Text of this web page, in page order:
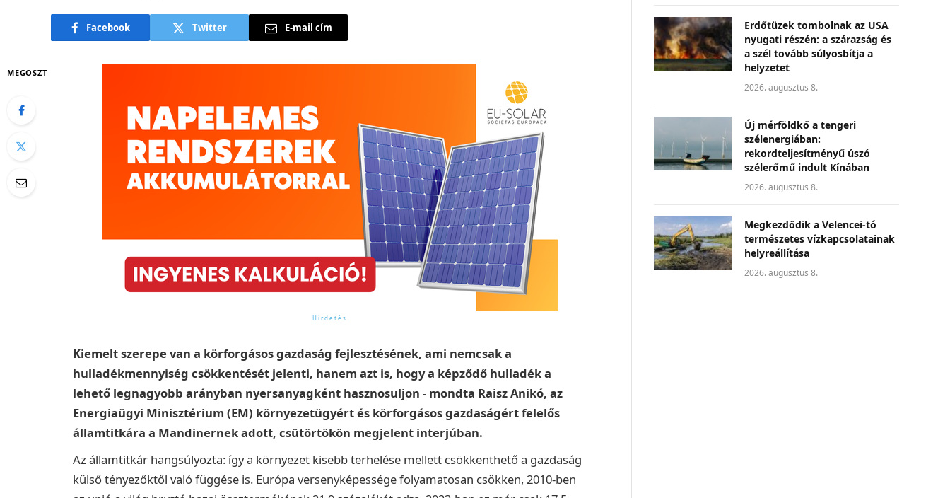
Facebook Twitter E-mail cím
MEGOSZT
Kiemelt szerepe van a körforgásos gazdaság fejlesztésének, ami nemcsak a
hulladékmennyiség csökkentését jelenti, hanem azt is, hogy a képződő hulladék a
lehető legnagyobb arányban nyersanyagként hasznosuljon - mondta Raisz Anikó, az
Energiaügyi Minisztérium (EM) környezetügyért és körforgásos gazdaságért felelős
államtitkára a Mandinernek adott, csütörtökön megjelent interjúban.
Az államtitkár hangsúlyozta: így a környezet kisebb terhelése mellett csökkenthető a gazdaság
külső tényezőktől való függése is. Európa versenyképessége folyamatosan csökken, 2010-ben
Erdőtüzek tombolnak az USA
nyugati részén: a szárazság és
a szél tovább súlyosbítja a
helyzetet
2026. augusztus 8.
Új mérföldkő a tengeri
szélenergiában:
rekordteljesítményű úszó
szélerőmű indult Kínában
2026. augusztus 8.
Megkezdődik a Velencei-tó
természetes vízkapcsolatainak
helyreállítása
2026. augusztus 8.